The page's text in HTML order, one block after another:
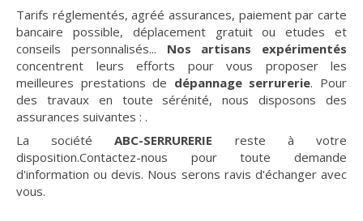
Tarifs réglementés, agréé assurances, paiement par carte
bancaire possible, déplacement gratuit ou etudes et
conseils personnalisés... Nos artisans expérimentés
concentrent leurs efforts pour vous proposer les
meilleures prestations de dépannage serrurerie. Pour
des travaux en toute sérénité, nous disposons des
assurances suivantes : .
La sociétéABC-SERRURERIE reste à votre
disposition.Contactez-nous pour toute demande
d'information ou devis. Nous serons ravis d'échanger avec
vous.